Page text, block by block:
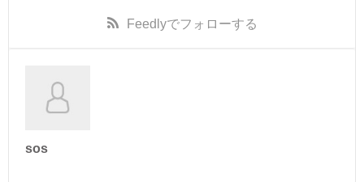
Feedlyでフォローする
sos